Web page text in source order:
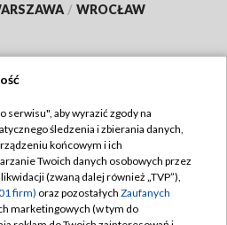
/ WROCŁAW
TVP
TVP
prywatności
serwisu", aby wyrazić zgody na
śledzenia i zbierania danych,
końcowym i ich
Twoich danych osobowych przez
(zwaną dalej również „TVP”),
firm) oraz pozostałych Zaufanych
marketingowych (w tym do